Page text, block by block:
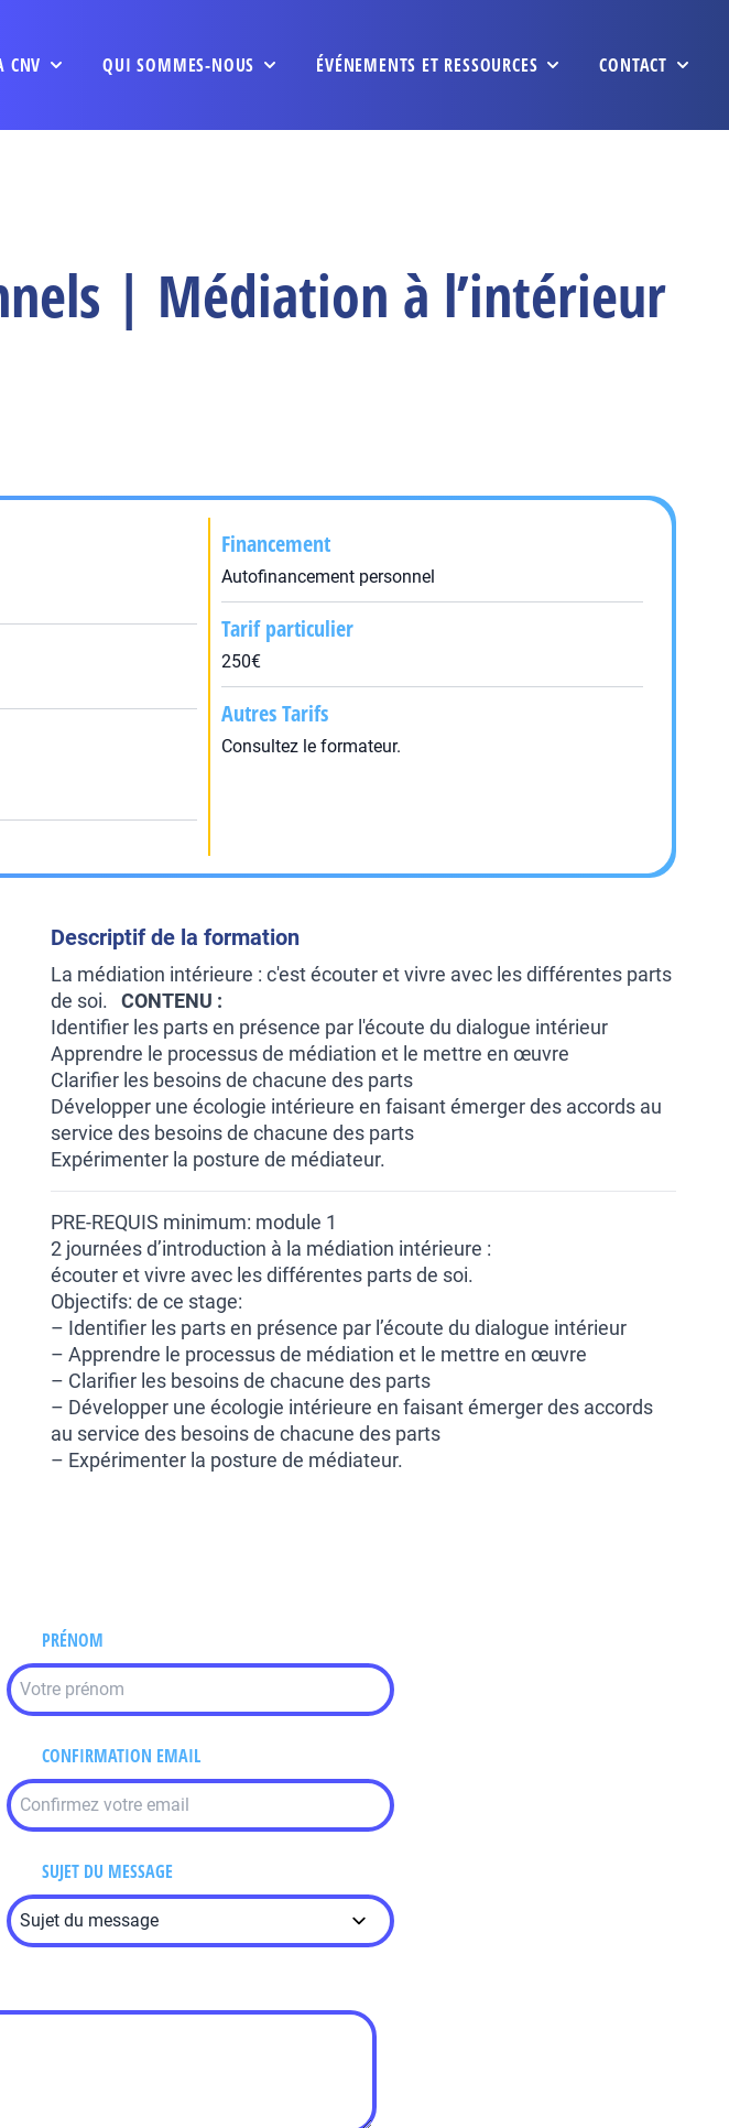
CNV QUI SOMMES-NOUS ÉVÉNEMENTS ET RESSOURCES CONTACT
| Médiation à l’intérieur
Financement
Autofinancement personnel
Tarif particulier
250€
Autres Tarifs
Consultez le formateur.
Descriptif de la formation
La médiation intérieure : c'est écouter et vivre avec les différentes parts
de soi. CONTENU :
Identifier les parts en présence par l'écoute du dialogue intérieur
Apprendre le processus de médiation et le mettre en œuvre
Clarifier les besoins de chacune des parts
Développer une écologie intérieure en faisant émerger des accords au
service des besoins de chacune des parts
Expérimenter la posture de médiateur.
PRE-REQUIS minimum: module 1
2 journées d’introduction à la médiation intérieure :
écouter et vivre avec les différentes parts de soi.
Objectifs: de ce stage:
– Identifier les parts en présence par l’écoute du dialogue intérieur
– Apprendre le processus de médiation et le mettre en œuvre
– Clarifier les besoins de chacune des parts
– Développer une écologie intérieure en faisant émerger des accords
au service des besoins de chacune des parts
– Expérimenter la posture de médiateur.
PRÉNOM
CONFIRMATION EMAIL
SUJET DU MESSAGE